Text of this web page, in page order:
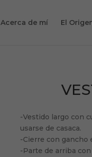
Acerca de mí El
-Vestido largo con
usarse de casaca.
-Cierre con gancho
-Parte de arriba